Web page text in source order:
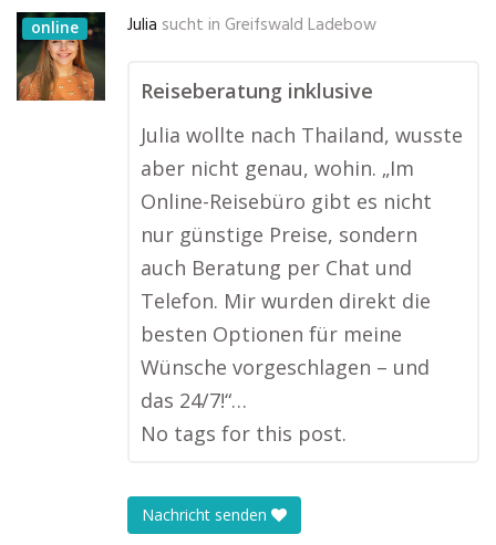
online Julia sucht in Greifswald Ladebow
Reiseberatung inklusive
Julia wollte nach Thailand, wusste
aber nicht genau, wohin. „Im
Online-Reisebüro gibt es nicht
nur günstige Preise, sondern
auch Beratung per Chat und
Telefon. Mir wurden direkt die
besten Optionen für meine
Wünsche vorgeschlagen – und
das 24/7!“…
No tags for this post.
Nachricht senden